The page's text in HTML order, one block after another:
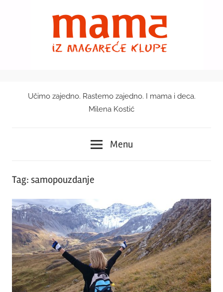
Mama
magareće
klupe
Učimo zajedno. Rastemo zajedno. I mama i deca.
Milena Kostić
Menu
Tag: samopouzdanje